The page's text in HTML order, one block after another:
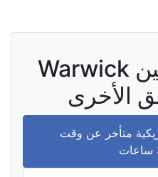
فارق التوقيت بين Warwick
متأخر عن وقت